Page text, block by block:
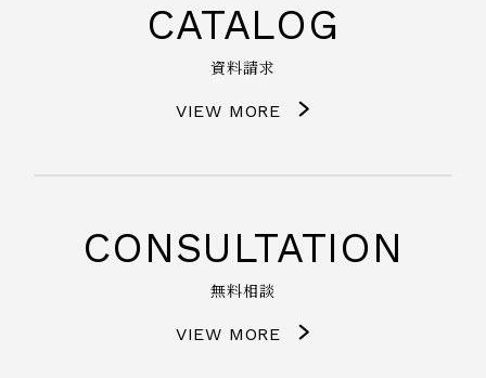
CATALOG
資料請求
VIEW MORE
CONSULTATION
無料相談
VIEW MORE